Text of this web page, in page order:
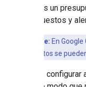
Si tienes un
presupuestos y
Punto clave: En
Los presupuestos se
Puedes